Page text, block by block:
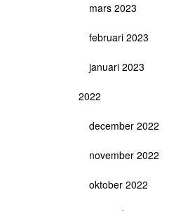
mars 2023
februari 2023
januari 2023
2022
december 2022
november 2022
oktober 2022